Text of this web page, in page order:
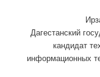
Дагестанский
кандидат
информационных